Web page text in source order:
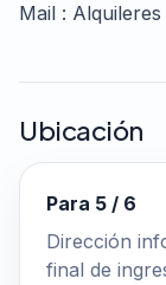
Mail :
Ubicación
Para 5 / 6
Dirección
final de